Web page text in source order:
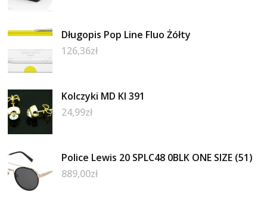
Długopis Pop Line Fluo Żółty
126,36zł
Kolczyki MD KI 391
24,99zł
Police Lewis 20 SPLC48 0BLK ONE SIZE (51)
889,00zł